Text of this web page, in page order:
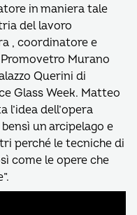
in maniera tale
del lavoro
, coordinatore e
Murano
Querini di
Glass Week. Matteo
l’idea dell’opera
un arcipelago e
perché le tecniche di
come le opere che